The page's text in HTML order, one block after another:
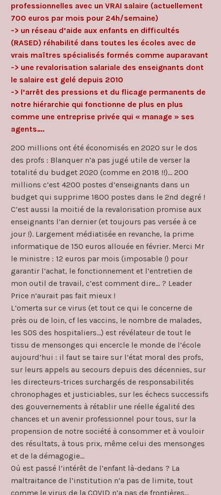
professionnelles avec un VRAI salaire (actuellement
700 euros par mois pour 24h/semaine)
-> un réseau d’aide aux enfants en difficultés
(RASED) réhabilité dans toutes les écoles avec de
vrais maîtres spécialisés formés comme auparavant
-> une revalorisation salariale des enseignants dont
le salaire est gelé depuis 2010
-> l’arrêt des pressions et du flicage permanents de
notre hiérarchie qui fonctionne de plus en plus
comme une entreprise privée qui « manage » ses
agents….
200 millions ont été économisés en 2020 sur le dos
des profs : Blanquer n’a pas jugé utile de verser la
totalité du budget 2020 (comme en 2018 !!)… 200
millions c’est 4200 postes d’enseignants dans un
budget qui supprime 1800 postes dans le 2nd degré !
C’est aussi la moitié de la revalorisation promise aux
enseignants l’an dernier (et toujours pas versée à ce
jour !). Largement médiatisée en revanche, la prime
informatique de 150 euros allouée en février. Merci Mr
le ministre : 12 euros par mois (imposable !) pour
garantir l’achat, le fonctionnement et l’entretien de
mon outil de travail, c’est comment dire… ? Leader
Price n’aurait pas fait mieux !
L’omerta sur ce virus (et tout ce qui le concerne de
près ou de loin, cf les vaccins, le nombre de malades,
les SOS des hospitaliers…) est révélateur de tout le
tissu de mensonges qui encercle le monde de l’école
aujourd’hui : il faut se taire sur l’état moral des profs,
sur leurs appels au secours depuis des décennies, sur
les directeurs-trices surchargés de responsabilités
chronophages et justiciables, sur les échecs successifs
des gouvernements à rétablir une réelle égalité des
chances et un avenir professionnel pour tous, sur la
propension de notre société à consommer et à vouloir
des résultats, à tous prix, même celui des mensonges
et de la démagogie…
Où est passé l’intérêt de l’enfant là-dedans ? La
maltraitance de l’institution n’a pas de limite, tout
comme le virus de la COVID n’a pas de frontières…